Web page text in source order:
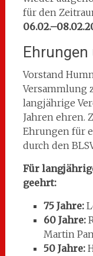
für den
Vorstand
Versammlung
langjährige
Jahren ehren.
Ehrungen für
durch den
Für
geehrt:
75 Jahre:
60 Jahre:
Martin
50 Jahre: